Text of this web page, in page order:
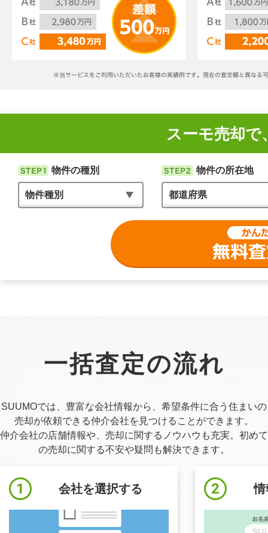
スーモ売却で
物件の種別 物件の所在地
一括査定の流れ
SUUMOでは、豊富な会社情報から、希望条件に合う住まいの
売却が依頼できる仲介会社を見つけることができます。
仲介会社の店舗情報や、売却に関するノウハウも充実。初めて
の売却に関する不安や疑問も解決できます。
会社を選択する 情